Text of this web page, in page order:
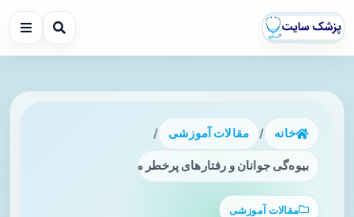
خانه / مقالات آموزشی /
بیوه‌گی جوانان و رفتارهای پرخطر مرتبط با HIV: یافته‌های مطالعه‌ای در شهرستان سایا، کنیا — تفسیر و کاربرد بالینی
مقالات آموزشی